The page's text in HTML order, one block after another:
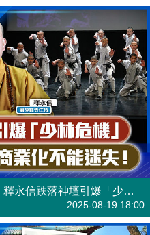
【短評】【焦點短打】EP910：釋永信跌落神壇引爆「少林危機」 宗教IP商業化不能迷失！
2025-08-19 18:00